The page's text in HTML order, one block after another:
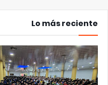
Lo más reciente